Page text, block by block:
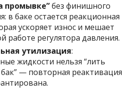
промывке”без финишного
в баке остается реакционная
ускоряет износ и мешает
работе регулятора давления.
утилизация:
жидкости нельзя “лить
— повторная реактивация